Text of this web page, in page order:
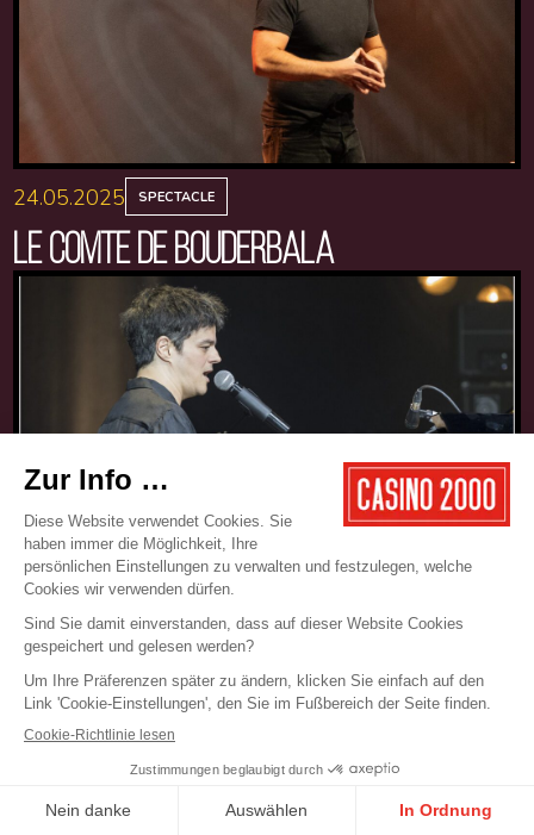
24.05.2025 SPECTACLE
LE COMTE DE BOUDERBALA
17.05.2025 CONCERT
JAMIE CULLUM